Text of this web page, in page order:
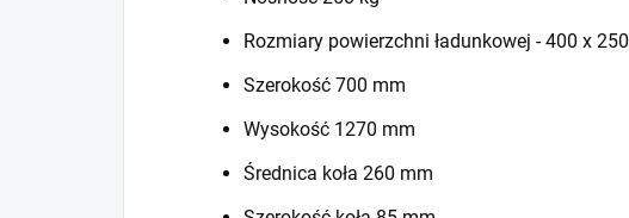
Rozmiary powierzchni ładunkowej - 400 x
Szerokość 700 mm
Wysokość 1270 mm
Średnica koła 260 mm